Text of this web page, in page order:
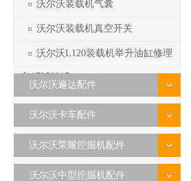
沃尔沃装载机气囊
沃尔沃装载机真空开关
沃尔沃L120装载机举升油缸修理
包17258317
沃尔沃遍达配件
沃尔沃卡车配件
沃尔沃荣耀挖掘机配件
沃尔沃中型挖掘机配件